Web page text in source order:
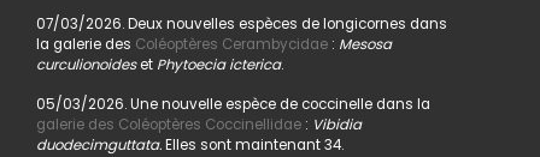
07/03/2026. Deux nouvelles espèces de longicornes dans
la galerie des Coléoptères Cerambycidae: Mesosa
curculionoideset Phytoecia icterica.
05/03/2026. Une nouvelle espèce de coccinelle dans la
galerie des Coléoptères Coccinellidae: Vibidia
duodecimguttata.Elles sont maintenant 34.